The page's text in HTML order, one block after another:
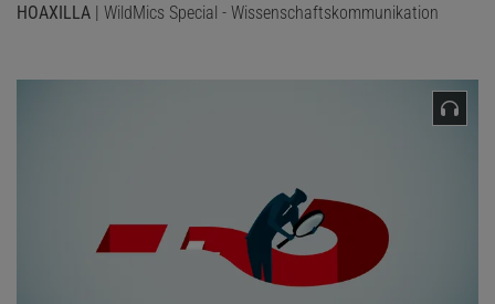
HOAXILLA | WildMics Special - Wissenschaftskommunikation